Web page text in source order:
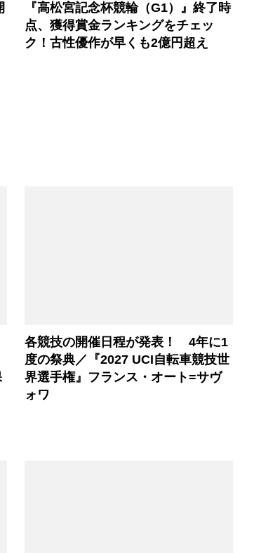
『高松宮記念杯競輪（G1）』終了時
点、獲得賞金ランキングをチェッ
ク！古性優作が早くも2億円超え
各競技の開催日程が発表！ 4年に1
度の祭典／『2027 UCI自転車競技世
界選手権』フランス・オート=サヴ
ォワ